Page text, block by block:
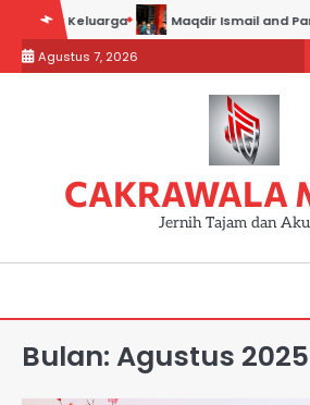
content
Maqdir Ismail and Partners
Agustus 7, 2026
CAKRAWALA
Jernih Tajam dan
Bulan:Agustus 2025